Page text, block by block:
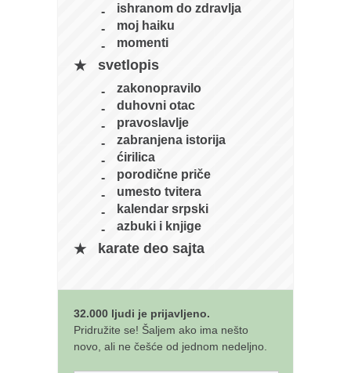
timbei rochin
tsunami dojo
program
snimci nastupa
galerija kluba
kontakt
besplatna e-knjiga
termini treninga
fotke
kontakt
ishranom do zdravlja
moj haiku
momenti
svetlopis
zakonopravilo
duhovni otac
pravoslavlje
zabranjena istorija
ćirilica
porodične priče
umesto tvitera
kalendar srpski
azbuki i knjige
karate deo sajta
32.000 ljudi je prijavljeno.
Pridružite se! Šaljem ako ima nešto
novo, ali ne češće od jednom nedeljno.